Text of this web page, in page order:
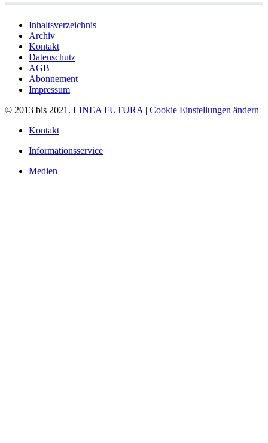
Inhaltsverzeichnis
Archiv
Kontakt
Datenschutz
AGB
Abonnement
Impressum
© 2013 bis 2021. LINEA FUTURA | Cookie Einstellungen ändern
Kontakt
Informationsservice
Medien